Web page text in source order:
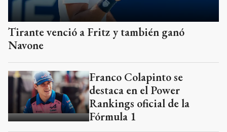
Tirante venció a Fritz y también ganó
Navone
Franco Colapinto se
destaca en el Power
Rankings oficial de la
Fórmula 1